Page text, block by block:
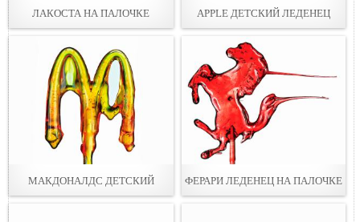
ЛАКОСТА НА ПАЛОЧКЕ APPLE ДЕТСКИЙ ЛЕДЕНЕЦ
МАКДОНАЛДС ДЕТСКИЙ ФЕРАРИ ЛЕДЕНЕЦ НА ПАЛОЧКЕ